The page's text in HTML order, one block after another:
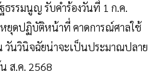
ธรรมนูญ รับคำร้องวันที่ 1 ก.ค.
ยุดปฏิบัติหน้าที่ คาดการณ์ศาลใช้
วันวินิจฉัยน่าจะเป็นประมาณปลาย
ส.ค. 2568